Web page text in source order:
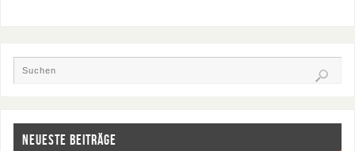
NEUESTE BEITRÄGE